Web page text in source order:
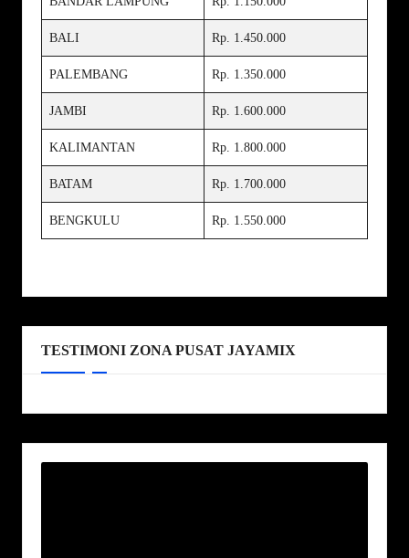
BALI Rp. 1.450.000
PALEMBANG Rp. 1.350.000
JAMBI Rp. 1.600.000
KALIMANTAN Rp. 1.800.000
BATAM Rp. 1.700.000
BENGKULU Rp. 1.550.000
TESTIMONI ZONA PUSAT JAYAMIX